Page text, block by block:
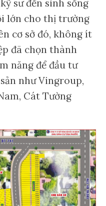
sư đến sinh sống
lớn cho thị trường
cơ sở đó, không ít
đã chọn thành
năng để đầu tư
như Vingroup,
Cát Tường